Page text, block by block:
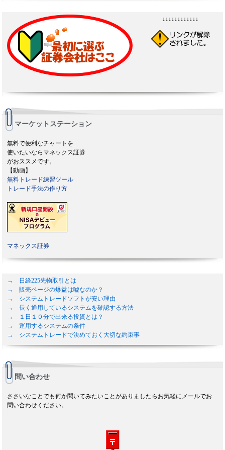
↓↓↓↓↓↓↓↓↓↓↓↓
マーケットステーション
無料で便利なチャートを
使いたいならマネックス証券
がおススメです。
【動画】
無料トレード練習ツール
トレード手法の作り方
マネックス証券
→ 日経225先物取引とは
→ 販売ページの爆益は嘘なのか？
→ システムトレードソフトが安い理由
→ 長く通用しているシステムを確認する方法
→ １日１０分で出来る投資とは？
→ 運用するシステムの条件
→ システムトレードで決めておく大切な約束事
問い合わせ
ささいなことでも何か聞いてみたいことがありましたらお気軽にメールでお
問い合わせください。